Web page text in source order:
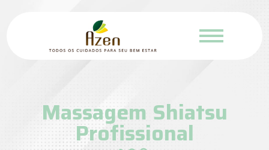
Massagem Shiatsu
Profissional